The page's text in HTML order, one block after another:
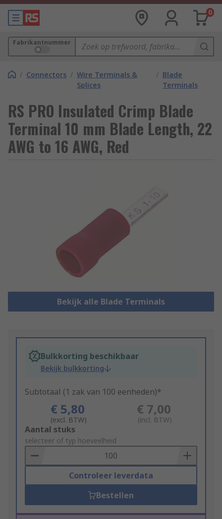
0
Fabrikantnummer
/ Connectors / Wire Terminals &
Splices
/ Blade
Terminals
RS PRO Insulated Crimp Blade
Terminal 10 mm Blade Length, 22
AWG to 16 AWG, Red
Bekijk alle Blade Terminals
Bulkkorting beschikbaar
Bekijk bulkkorting
Subtotaal (1 zak van 100 eenheden)*
€ 5,80
(excl. BTW)
€ 7,00
(incl. BTW)
Add
to
Basket
Aantal stuks
selecteer of typ hoeveelheid
Controleer leverdata
Bestellen